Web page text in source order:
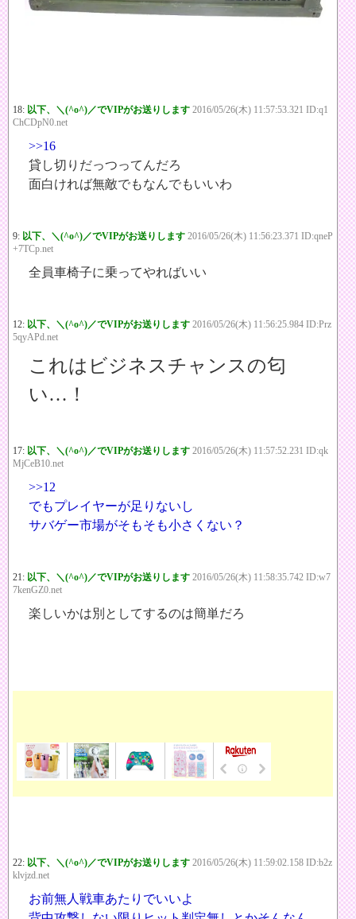
18: 以下、＼(^o^)／でVIPがお送りします 2016/05/26(木) 11:57:53.321 ID:q1
ChCDpN0.net
>>16
貸し切りだっつってんだろ
面白ければ無敵でもなんでもいいわ
9: 以下、＼(^o^)／でVIPがお送りします 2016/05/26(木) 11:56:23.371 ID:qneP
+7TCp.net
全員車椅子に乗ってやればいい
12: 以下、＼(^o^)／でVIPがお送りします 2016/05/26(木) 11:56:25.984 ID:Prz
5qyAPd.net
これはビジネスチャンスの匂
い…！
17: 以下、＼(^o^)／でVIPがお送りします 2016/05/26(木) 11:57:52.231 ID:qk
MjCeB10.net
>>12
でもプレイヤーが足りないし
サバゲー市場がそもそも小さくない？
21: 以下、＼(^o^)／でVIPがお送りします 2016/05/26(木) 11:58:35.742 ID:w7
7kenGZ0.net
楽しいかは別としてするのは簡単だろ
22: 以下、＼(^o^)／でVIPがお送りします 2016/05/26(木) 11:59:02.158 ID:b2z
klvjzd.net
お前無人戦車あたりでいいよ